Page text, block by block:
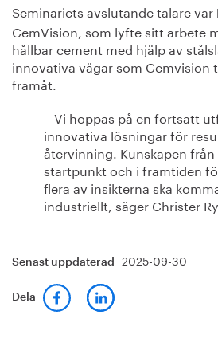
Seminariets avslutande talare var
CemVision, som lyfte sitt arbete
hållbar cement med hjälp av
innovativa vägar som Cemvision
framåt.
– Vi hoppas på en fortsatt
innovativa lösningar för
återvinning. Kunskapen från
startpunkt och i framtiden
flera av insikterna ska
industriellt, säger Christer
Senast uppdaterad 2025-09-30
Dela